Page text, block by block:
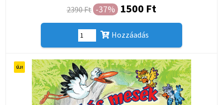
2390 Ft -37% 1500 Ft
Hozzáadás